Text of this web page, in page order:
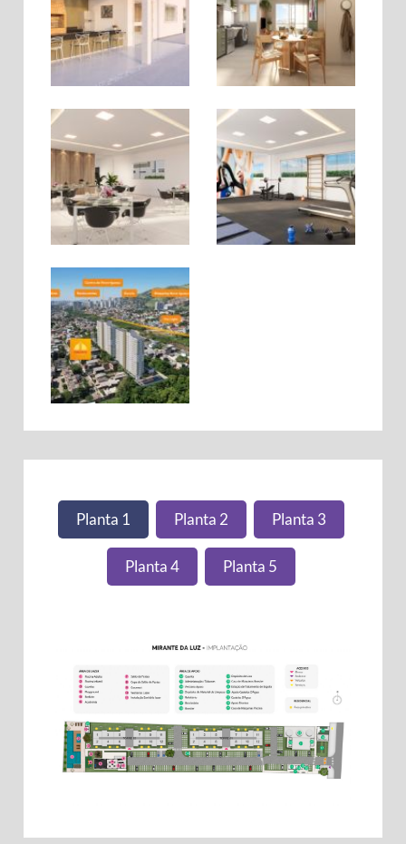
Planta 1 Planta 2 Planta 3
Planta 4 Planta 5